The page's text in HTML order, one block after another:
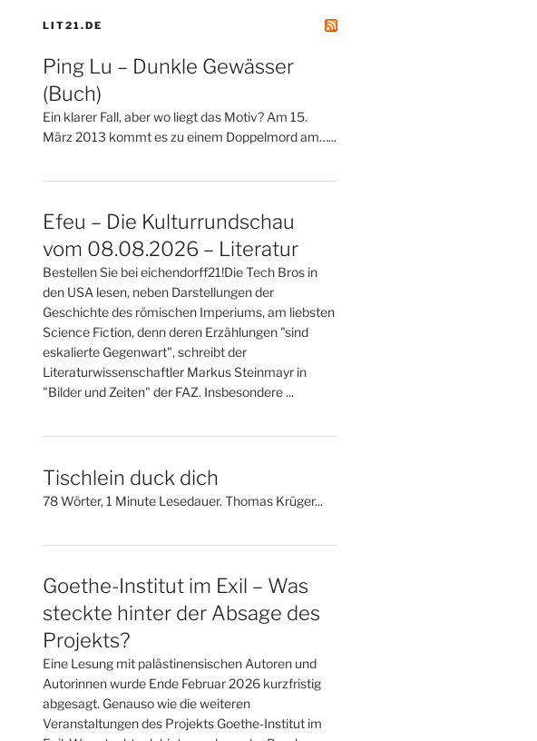
LIT21.DE
Ping Lu – Dunkle Gewässer
(Buch)
Ein klarer Fall, aber wo liegt das Motiv? Am 15.
März 2013 kommt es zu einem Doppelmord am…...
Efeu – Die Kulturrundschau
vom 08.08.2026 – Literatur
Bestellen Sie bei eichendorff21!Die Tech Bros in
den USA lesen, neben Darstellungen der
Geschichte des römischen Imperiums, am liebsten
Science Fiction, denn deren Erzählungen "sind
eskalierte Gegenwart", schreibt der
Literaturwissenschaftler Markus Steinmayr in
"Bilder und Zeiten" der FAZ. Insbesondere ...
Tischlein duck dich
78 Wörter, 1 Minute Lesedauer. Thomas Krüger...
Goethe-Institut im Exil – Was
steckte hinter der Absage des
Projekts?
Eine Lesung mit palästinensischen Autoren und
Autorinnen wurde Ende Februar 2026 kurzfristig
abgesagt. Genauso wie die weiteren
Veranstaltungen des Projekts Goethe-Institut im